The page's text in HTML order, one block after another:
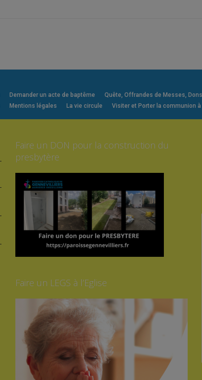
Demander un acte de baptême Quête, Offrandes de Messes,
Mentions légales La vie circule Visiter et Porter la communion
Faire un DON pour la construction du
presbytère
Faire un LEGS à l’Eglise